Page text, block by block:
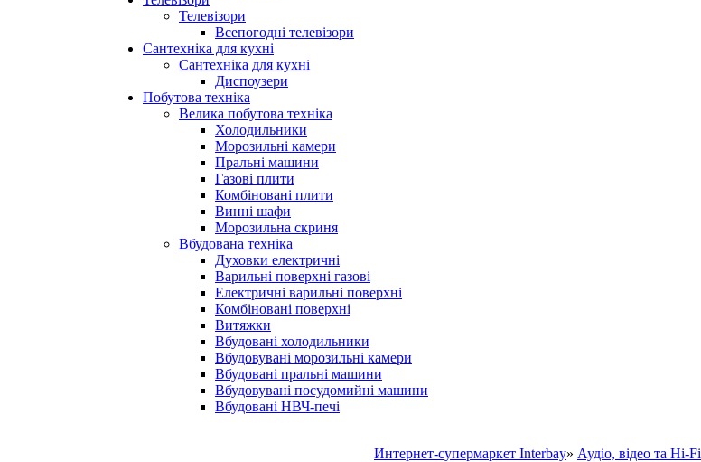
Телевізори
Всепогодні телевізори
Сантехніка для кухні
Сантехніка для кухні
Диспоузери
Побутова техніка
Велика побутова техніка
Холодильники
Морозильні камери
Пральні машини
Газові плити
Комбіновані плити
Винні шафи
Морозильна скриня
Вбудована техніка
Духовки електричні
Варильні поверхні газові
Електричні варильні поверхні
Комбіновані поверхні
Витяжки
Вбудовані холодильники
Вбудовувані морозильні камери
Вбудовані пральні машини
Вбудовувані посудомийні машини
Вбудовані НВЧ-печі
Интернет-супермаркет Interbay» Аудіо, відео та Hi-Fi